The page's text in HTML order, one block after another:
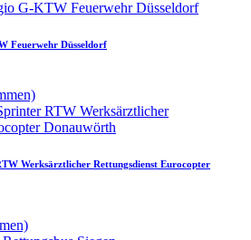
Feuerwehr Düsseldorf
Werksärztlicher Rettungsdienst Eurocopter